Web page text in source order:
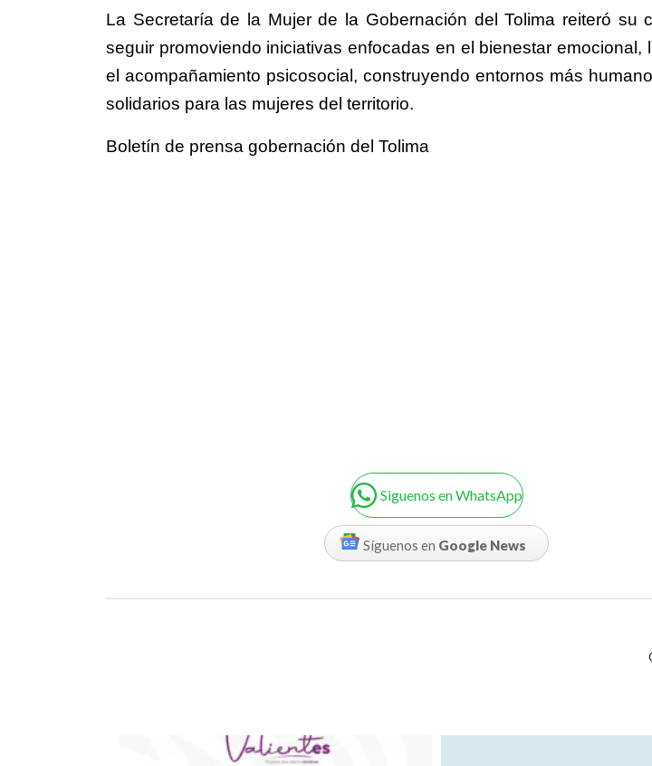
La Secretaría de la Mujer de la Gobernación del Tolima reiteró su
seguir promoviendo iniciativas enfocadas en el bienestar emocional,
el acompañamiento psicosocial, construyendo entornos más
solidarios para las mujeres del territorio.
Boletín de prensa gobernación del Tolima
Siguenos en WhatsApp
Síguenos en Google News